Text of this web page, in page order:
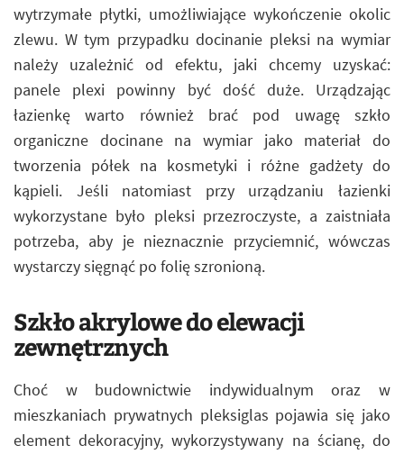
wytrzymałe płytki, umożliwiające wykończenie okolic
zlewu. W tym przypadku docinanie pleksi na wymiar
należy uzależnić od efektu, jaki chcemy uzyskać:
panele plexi powinny być dość duże. Urządzając
łazienkę warto również brać pod uwagę szkło
organiczne docinane na wymiar jako materiał do
tworzenia półek na kosmetyki i różne gadżety do
kąpieli. Jeśli natomiast przy urządzaniu łazienki
wykorzystane było pleksi przezroczyste, a zaistniała
potrzeba, aby je nieznacznie przyciemnić, wówczas
wystarczy sięgnąć po folię szronioną.
Szkło akrylowe do elewacji
zewnętrznych
Choć w budownictwie indywidualnym oraz w
mieszkaniach prywatnych pleksiglas pojawia się jako
element dekoracyjny, wykorzystywany na ścianę, do